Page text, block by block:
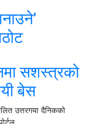
सशस्त्रको
बेस
उत्तरगया दैनिकको